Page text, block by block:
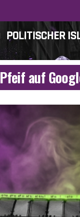
POLITISCHER
Pfeif auf